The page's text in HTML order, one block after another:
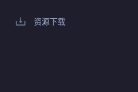
资源下载